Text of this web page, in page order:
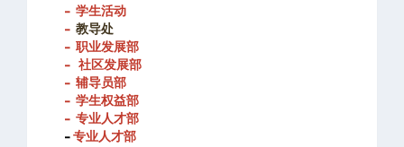
- 学生活动
- 教导处
- 职业发展部
- 社区发展部
- 辅导员部
- 学生权益部
- 专业人才部
-专业人才部